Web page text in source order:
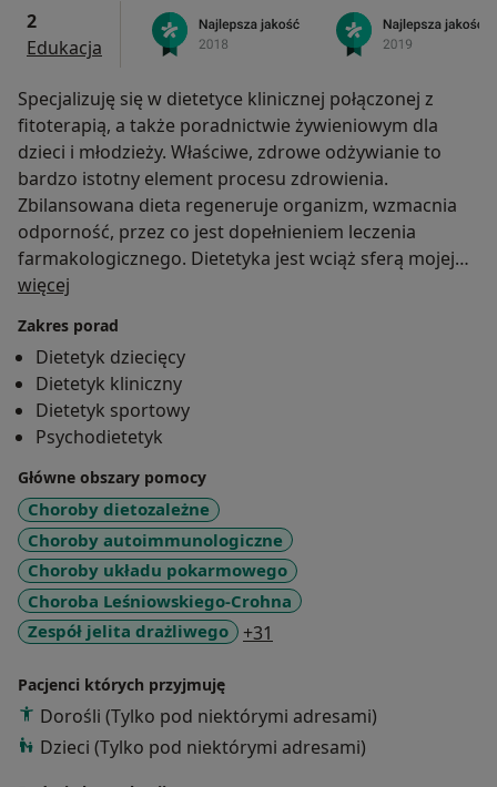
2
Edukacja
Specjalizuję się w dietetyce klinicznej połączonej z
fitoterapią, a także poradnictwie żywieniowym dla
dzieci i młodzieży. Właściwe, zdrowe odżywianie to
bardzo istotny element procesu zdrowienia.
Zbilansowana dieta regeneruje organizm, wzmacnia
odporność, przez co jest dopełnieniem leczenia
farmakologicznego. Dietetyka jest wciąż sferą mojej
pasji, w której realizuję się nie tylko zawodowo. Dla
do odwiedzenia mojego bloga.
Zapraszam na konsultacje w trakcie których ustalam
indywidualny plan żywienia, dopasowany do profilu
metabolicznego każdego Pacjenta.
Serdecznie zapraszam
więcej
Zakres porad
Dietetyk dziecięcy
Dietetyk kliniczny
Dietetyk sportowy
Psychodietetyk
Główne obszary pomocy
Choroby dietozależne
Choroby autoimmunologiczne
Choroby układu pokarmowego
Choroba Leśniowskiego-Crohna
Zespół jelita drażliwego
+31
Pacjenci których przyjmuję
Dorośli (Tylko pod niektórymi adresami)
Dzieci (Tylko pod niektórymi adresami)